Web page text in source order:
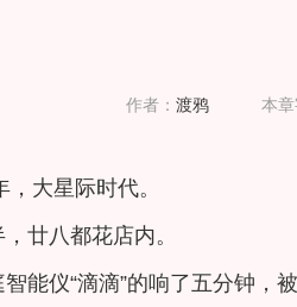
作者： 渡鸦 本
大星际时代。
廿八都花店内。
能仪“滴滴”的响了五分钟，